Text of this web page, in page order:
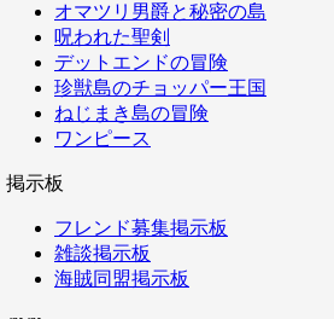
オマツリ男爵と秘密の島
呪われた聖剣
デットエンドの冒険
珍獣島のチョッパー王国
ねじまき島の冒険
ワンピース
掲示板
フレンド募集掲示板
雑談掲示板
海賊同盟掲示板